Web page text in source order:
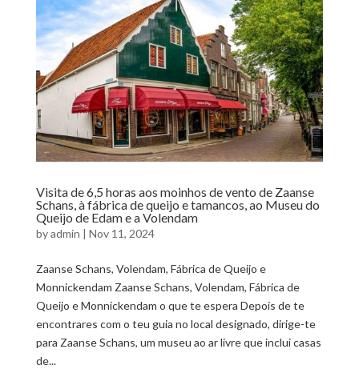
Visita de 6,5 horas aos moinhos de vento de Zaanse
Schans, à fábrica de queijo e tamancos, ao Museu do
Queijo de Edam e a Volendam
byadmin | Nov 11, 2024
Zaanse Schans, Volendam, Fábrica de Queijo e
Monnickendam Zaanse Schans, Volendam, Fábrica de
Queijo e Monnickendam o que te espera Depois de te
encontrares com o teu guia no local designado, dirige-te
para Zaanse Schans, um museu ao ar livre que inclui casas
de...